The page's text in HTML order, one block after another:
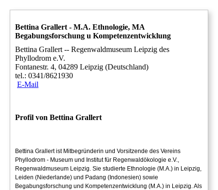
Bettina Grallert - M.A. Ethnologie, MA
Begabungsforschung u Kompetenzentwicklung
Bettina Grallert -- Regenwaldmuseum Leipzig des
Phyllodrom e.V.
Fontanestr. 4, 04289 Leipzig (Deutschland)
tel.: 0341/8621930
E-Mail
Profil von Bettina Grallert
Bettina Grallert ist Mitbegründerin und Vorsitzende des Vereins
Phyllodrom - Museum und Institut für Regenwaldökologie e.V.,
Regenwaldmuseum Leipzig. Sie studierte Ethnologie (M.A.) in Leipzig,
Leiden (Niederlande) und Padang (Indonesien) sowie
Begabungsforschung und Kompetenzentwicklung (M.A.) in Leipzig. Als